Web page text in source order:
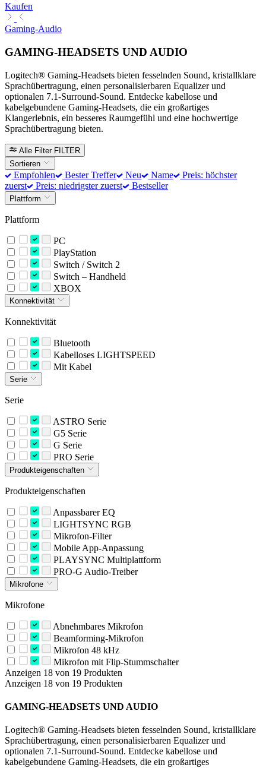
Kaufen
Gaming-Audio
GAMING-HEADSETS UND AUDIO
Logitech® Gaming-Headsets bieten fesselnden Sound, kristallklare
Sprachübertragung, einen personalisierbaren Equalizer und
optionalen 7.1-Surround-Sound. Entdecke kabellose und
kabelgebundene Gaming-Headsets, die ein großartiges
Klangerlebnis, ein besseres Raumgefühl und eine hochwertige
Sprachübertragung bieten.
Alle Filter FILTER
Sortieren
Empfohlen Bester Treffer Neu Name
Preis: höchster
zuerst
Preis: niedrigster zuerst Bestseller
Plattform
Plattform
PC
PlayStation
Switch / Switch 2
Switch – Handheld
XBOX
Konnektivität
Konnektivität
Bluetooth
Kabelloses LIGHTSPEED
Mit Kabel
Serie
Serie
ASTRO Serie
G5 Serie
G Serie
PRO Serie
Produkteigenschaften
Produkteigenschaften
Anpassbarer EQ
LIGHTSYNC RGB
Mikrofon-Filter
Mobile App-Anpassung
PLAYSYNC Multiplattform
PRO-G Audio-Treiber
Mikrofone
Mikrofone
Abnehmbares Mikrofon
Beamforming-Mikrofon
Mikrofon 48 kHz
Mikrofon mit Flip-Stummschalter
Anzeigen 18 von 19 Produkten
Anzeigen 18 von 19 Produkten
GAMING-HEADSETS UND AUDIO
Logitech® Gaming-Headsets bieten fesselnden Sound, kristallklare
Sprachübertragung, einen personalisierbaren Equalizer und
optionalen 7.1-Surround-Sound. Entdecke kabellose und
kabelgebundene Gaming-Headsets, die ein großartiges